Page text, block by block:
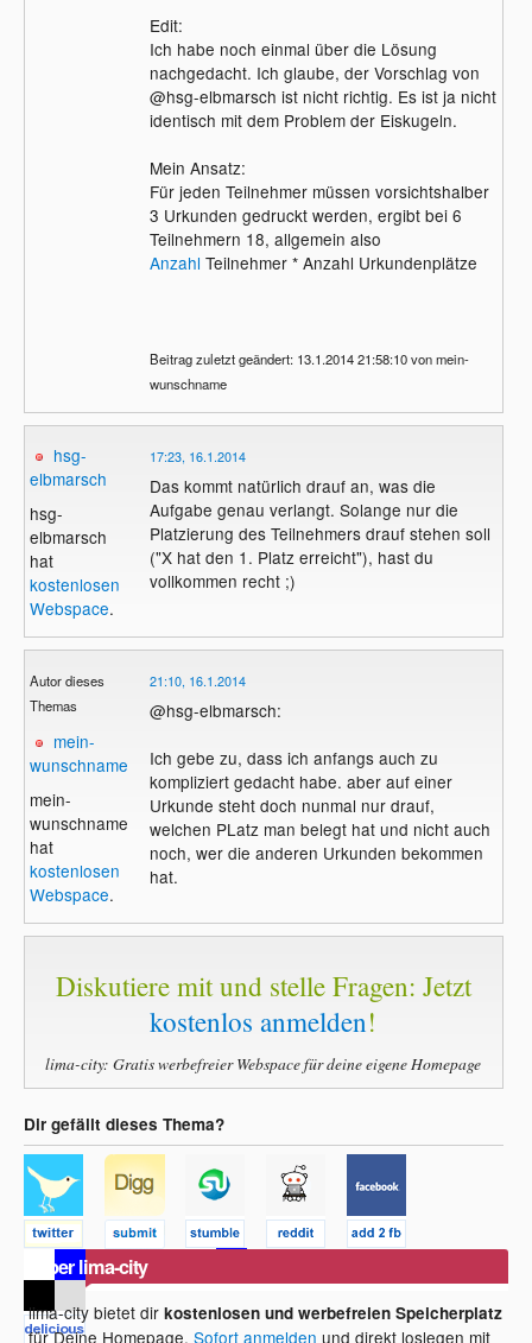
Edit:
Ich habe noch einmal über die Lösung
nachgedacht. Ich glaube, der Vorschlag von
@hsg-elbmarsch ist nicht richtig. Es ist ja nicht
identisch mit dem Problem der Eiskugeln.
Mein Ansatz:
Für jeden Teilnehmer müssen vorsichtshalber
3 Urkunden gedruckt werden, ergibt bei 6
Teilnehmern 18, allgemein also
Anzahl Teilnehmer * Anzahl Urkundenplätze
Beitrag zuletzt geändert: 13.1.2014 21:58:10 von mein-
wunschname
hsg-
elbmarsch
hsg-
elbmarsch
hat
kostenlosen
Webspace.
17:23, 16.1.2014
Das kommt natürlich drauf an, was die
Aufgabe genau verlangt. Solange nur die
Platzierung des Teilnehmers drauf stehen soll
("X hat den 1. Platz erreicht"), hast du
vollkommen recht ;)
Autor dieses
Themas
mein-
wunschname
mein-
wunschname
hat
kostenlosen
Webspace.
21:10, 16.1.2014
@hsg-elbmarsch:
Ich gebe zu, dass ich anfangs auch zu
kompliziert gedacht habe. aber auf einer
Urkunde steht doch nunmal nur drauf,
welchen PLatz man belegt hat und nicht auch
noch, wer die anderen Urkunden bekommen
hat.
Diskutiere mit und stelle Fragen: Jetzt
kostenlos anmelden!
lima-city: Gratis werbefreier Webspace für deine eigene Homepage
Dir gefällt dieses Thema?
Über lima-city
lima-city bietet dirkostenlosen und werbefreien Speicherplatz
für Deine Homepage.Sofort anmelden und direkt loslegen mit